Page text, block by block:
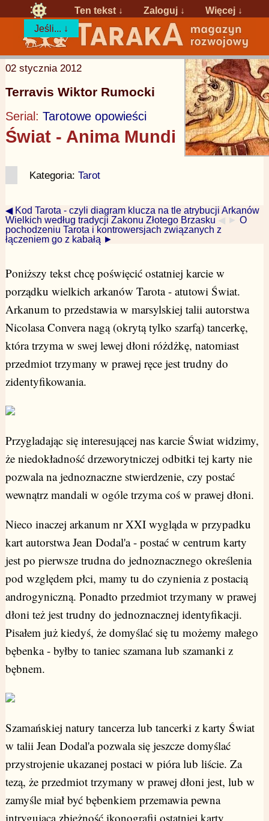
Ten tekst ↓ Zaloguj ↓
Więcej ↓
Jeśli... ↓
02 stycznia 2012
Terravis Wiktor Rumocki
Serial: Tarotowe opowieści
Świat - Anima Mundi
Kategoria: Tarot
◀ Kod Tarota - czyli diagram klucza na tle atrybucji Arkanów
Wielkich według tradycji Zakonu Złotego Brzasku ◀ ► O
pochodzeniu Tarota i kontrowersjach związanych z
łączeniem go z kabałą ►
Poniższy tekst chcę poświęcić ostatniej karcie w
porządku wielkich arkanów Tarota - atutowi Świat.
Arkanum to przedstawia w marsylskiej talii autorstwa
Nicolasa Convera nagą (okrytą tylko szarfą) tancerkę,
która trzyma w swej lewej dłoni różdżkę, natomiast
przedmiot trzymany w prawej ręce jest trudny do
zidentyfikowania.
Przygladając się interesującej nas karcie Świat widzimy,
że niedokładność drzeworytniczej odbitki tej karty nie
pozwala na jednoznaczne stwierdzenie, czy postać
wewnątrz mandali w ogóle trzyma coś w prawej dłoni.
Nieco inaczej arkanum nr XXI wygląda w przypadku
kart autorstwa Jean Dodal'a - postać w centrum karty
jest po pierwsze trudna do jednoznacznego określenia
pod względem płci, mamy tu do czynienia z postacią
androgyniczną. Ponadto przedmiot trzymany w prawej
dłoni też jest trudny do jednoznacznej identyfikacji.
Pisałem już kiedyś, że domyślać się tu możemy małego
bębenka - byłby to taniec szamana lub szamanki z
bębnem.
Szamańskiej natury tancerza lub tancerki z karty Świat
w talii Jean Dodal'a pozwala się jeszcze domyślać
przystrojenie ukazanej postaci w pióra lub liście. Za
tezą, że przedmiot trzymany w prawej dłoni jest, lub w
zamyśle miał być bębenkiem przemawia pewna
intrygująca zbieżność ikonografii ostatniej karty